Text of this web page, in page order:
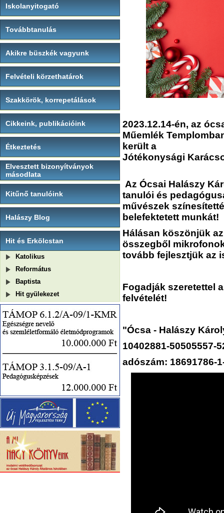
Iskolanyitogató
Továbbtanulás
Akikre büszkék vagyunk
Felvételi körzethatárok
Szakkörök, korrepetálások
Cikkeink, publikációink
Étkeztetés
Elvesztett bizonyítványok
másodlata
Kitűnő tanulóink
Halászy Blog
Hit és Erkölcstan
Katolikus
Református
Baptista
Hit gyülekezet
2023.12.14-én, az
Műemlék
került a
Jótékonysági
Az Ócsai Halászy
tanulói és
művészek
belefektetett munkát!
Hálásan köszönjük
összegből
tovább fejlesztjük az
Fogadják szeretettel
felvételét!
"Ócsa - Halászy
10402881-50505557-
adószám: 18691786-